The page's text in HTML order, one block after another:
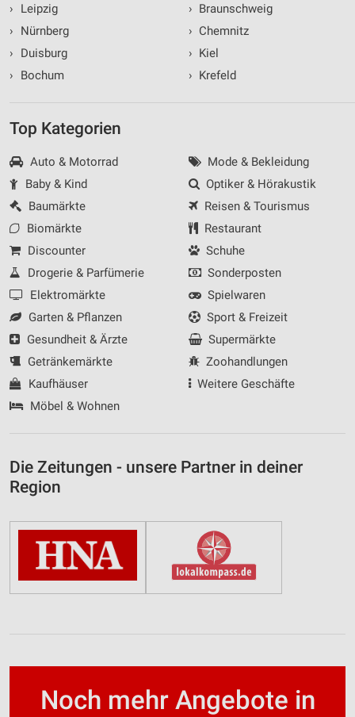
›
Leipzig
›
Nürnberg
›
Duisburg
›
Bochum
› Braunschweig
› Chemnitz
› Kiel
› Krefeld
Top Kategorien
Auto & Motorrad
Baby & Kind
Baumärkte
Biomärkte
Discounter
Drogerie & Parfümerie
Elektromärkte
Garten & Pflanzen
Gesundheit & Ärzte
Getränkemärkte
Kaufhäuser
Möbel & Wohnen
Mode & Bekleidung
Optiker & Hörakustik
Reisen & Tourismus
Restaurant
Schuhe
Sonderposten
Spielwaren
Sport & Freizeit
Supermärkte
Zoohandlungen
Weitere Geschäfte
Die Zeitungen - unsere Partner in deiner
Region
Noch mehr Angebote in